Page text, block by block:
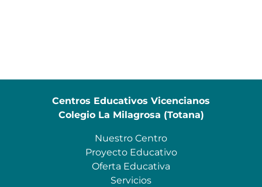
Centros Educativos Vicencianos
Colegio La Milagrosa (Totana)
Nuestro Centro
Proyecto Educativo
Oferta Educativa
Servicios